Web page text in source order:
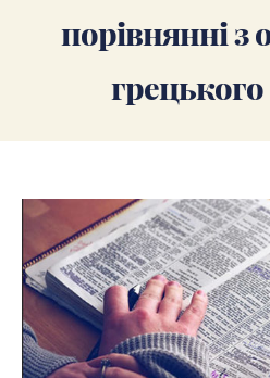
порівнянні з
грецького